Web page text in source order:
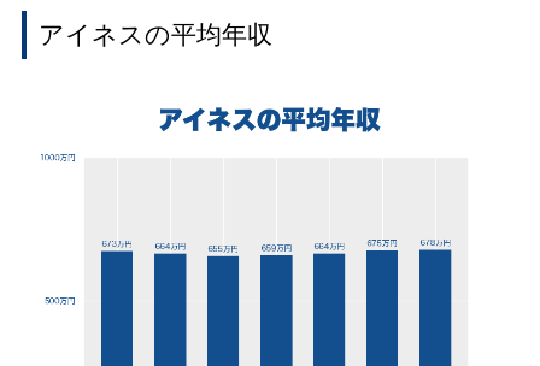
アイネスの平均年収